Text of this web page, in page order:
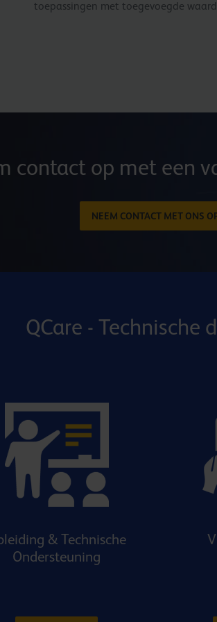
toepassingen met toegevoegde
contact op met een
NEEM CONTACT MET ONS
QCare - Technische
& Technische
Ondersteuning